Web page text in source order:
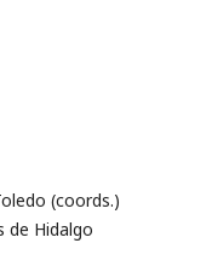
(coords.)
de Hidalgo